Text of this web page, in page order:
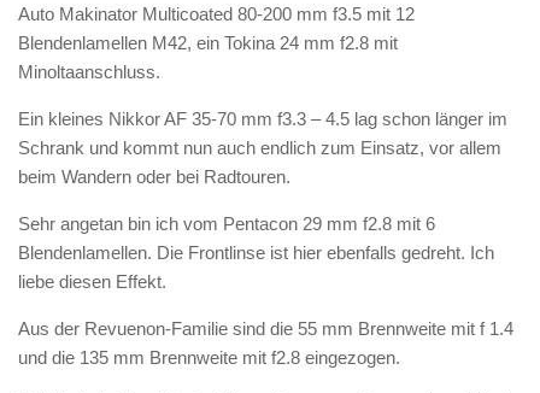
Auto Makinator Multicoated 80-200 mm f3.5 mit 12
Blendenlamellen M42, ein Tokina 24 mm f2.8 mit
Minoltaanschluss.
Ein kleines Nikkor AF 35-70 mm f3.3 – 4.5 lag schon länger im
Schrank und kommt nun auch endlich zum Einsatz, vor allem
beim Wandern oder bei Radtouren.
Sehr angetan bin ich vom Pentacon 29 mm f2.8 mit 6
Blendenlamellen. Die Frontlinse ist hier ebenfalls gedreht. Ich
liebe diesen Effekt.
Aus der Revuenon-Familie sind die 55 mm Brennweite mit f 1.4
und die 135 mm Brennweite mit f2.8 eingezogen.